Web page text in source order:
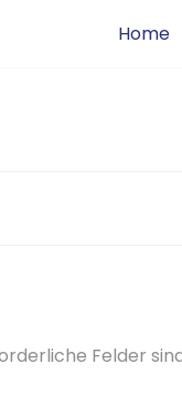
Home
Felder